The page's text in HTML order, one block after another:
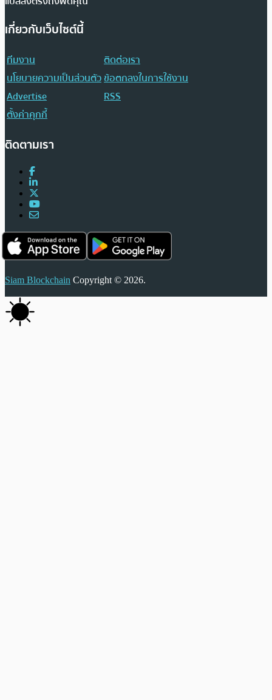
เกี่ยวกับเว็บไซต์นี้
ทีมงาน
ติดต่อเรา
นโยบายความเป็นส่วนตัวข้อตกลงในการใช้งาน
Advertise
RSS
ตั้งค่าคุกกี้
ติดตามเรา
Siam Blockchain Copyright © 2026.